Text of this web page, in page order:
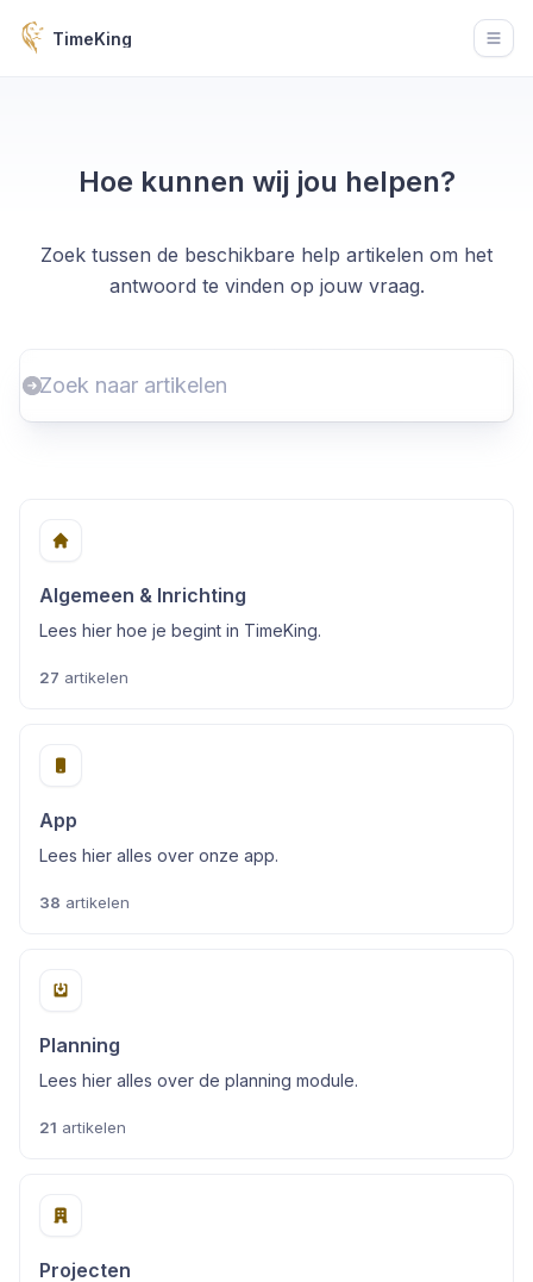
TimeKing
Hoe kunnen wij jou helpen?
Zoek tussen de beschikbare help artikelen om het
antwoord te vinden op jouw vraag.
Algemeen & Inrichting
Lees hier hoe je begint in TimeKing.
27 artikelen
App
Lees hier alles over onze app.
38 artikelen
Planning
Lees hier alles over de planning module.
21 artikelen
Projecten